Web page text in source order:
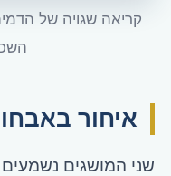
איחור
שני המושגים